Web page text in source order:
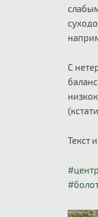
С
Текст